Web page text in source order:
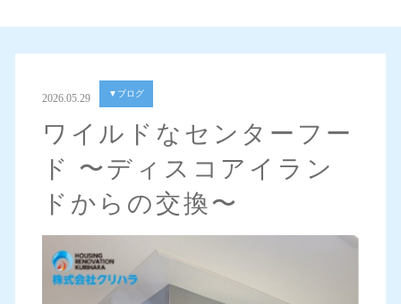
2026.05.29 ▼ブログ
ワイルドなセンターフー
ド 〜ディスコアイラン
ドからの交換〜